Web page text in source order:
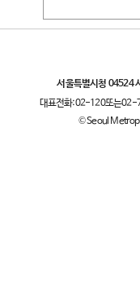
서울특별시청 04524
대표전화:02-120또는02-
© Seoul